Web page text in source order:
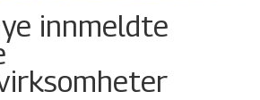
innmeldte